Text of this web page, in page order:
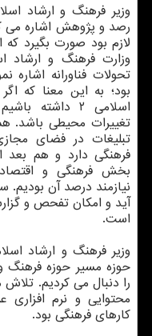
وزیر فرهنگ و ارشاد
رصد و پژوهش اشاره می
لازم بود صورت بگیرد
وزارت فرهنگ و
تحولات فناورانه اشاره
بود؛ به این معنا که
اسلامی ۲
تغییرات محیطی باشد.
تبلیغات در فضای
فرهنگی دارد و هم بعد
بخش فرهنگی و
نیازمند درصد آن
آید و امکان تفحص و
است.
وزیر فرهنگ و ارشاد
حوزه مسیر حوزه
را دنبال می کردیم.
محتوایی و نرم
کارهای فرهنگی بود.